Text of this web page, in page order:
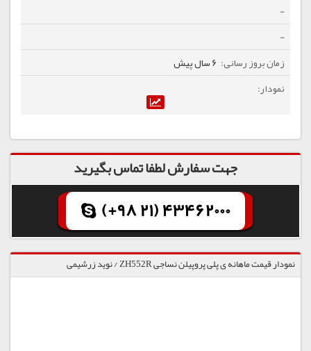
-
-
6 سال پیش
جهت سفارش لطفا تماس بگیرید
(+98 21) 43462000
نمودار قیمت ماهانه ی پلی پروپیلن نساجی ZH552R / نوید زرشیمی